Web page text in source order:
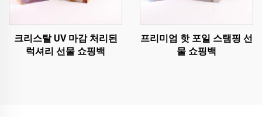
크리스탈 UV 마감 처리된
럭셔리 선물 쇼핑백
프리미엄 핫 포일 스탬핑 선
물 쇼핑백